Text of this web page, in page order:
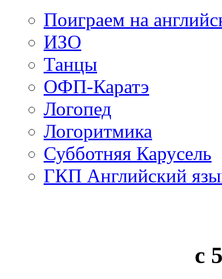
Поиграем на
ИЗО
Танцы
ОФП-Каратэ
Логопед
Логоритмика
Субботняя Карусель
ГКП Английский
с